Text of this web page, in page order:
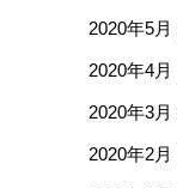
2020年5月
2020年4月
2020年3月
2020年2月